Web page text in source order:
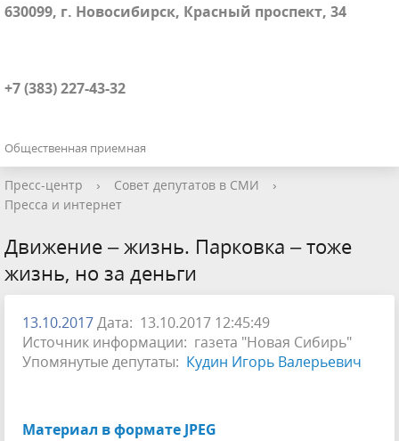
630099, г. Новосибирск, Красный проспект, 34
+7 (383) 227-43-32
Общественная приемная
Пресс-центр › Совет депутатов в СМИ
›
Пресса и интернет
Движение – жизнь. Парковка – тоже
жизнь, но за деньги
13.10.2017Дата: 13.10.2017 12:45:49
Источник информации: газета "Новая Cибирь"
Упомянутые депутаты: Кудин Игорь Валерьевич
Материал в формате JPEG